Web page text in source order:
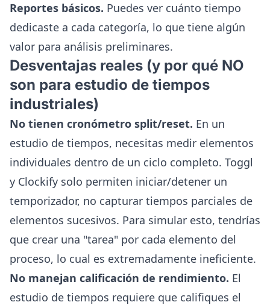
Reportes básicos. Puedes ver cuánto tiempo
dedicaste a cada categoría, lo que tiene algún
valor para análisis preliminares.
Desventajas reales (y por qué NO
son para estudio de tiempos
industriales)
No tienen cronómetro split/reset. En un
estudio de tiempos, necesitas medir elementos
individuales dentro de un ciclo completo. Toggl
y Clockify solo permiten iniciar/detener un
temporizador, no capturar tiempos parciales de
elementos sucesivos. Para simular esto, tendrías
que crear una "tarea" por cada elemento del
proceso, lo cual es extremadamente ineficiente.
No manejan calificación de rendimiento. El
estudio de tiempos requiere que califiques el